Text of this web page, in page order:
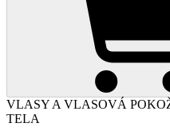
VLASY A VLASOVÁ
TELA